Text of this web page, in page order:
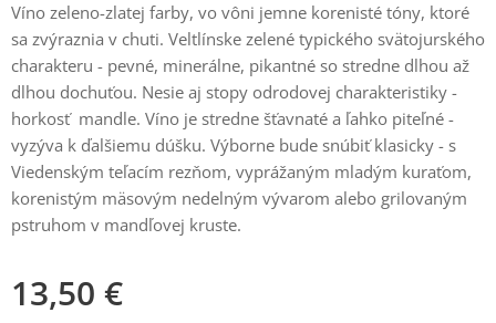
Víno zeleno-zlatej farby, vo vôni jemne korenisté tóny, ktoré
sa zvýraznia v chuti. Veltlínske zelené typického svätojurského
charakteru - pevné, minerálne, pikantné so stredne dlhou až
dlhou dochuťou. Nesie aj stopy odrodovej charakteristiky -
horkosť mandle. Víno je stredne šťavnaté a ľahko piteľné -
vyzýva k ďalšiemu dúšku. Výborne bude snúbiť klasicky - s
Viedenským teľacím rezňom, vyprážaným mladým kuraťom,
korenistým mäsovým nedelným vývarom alebo grilovaným
pstruhom v mandľovej kruste.
13,50 €